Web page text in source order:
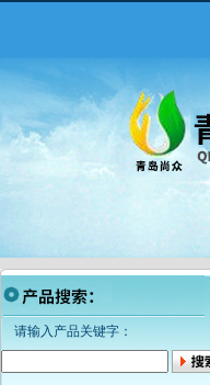
请输入产品关键字：